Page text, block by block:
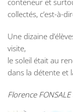
collectés, c’est-à-
Une dizaine
visite,
le soleil était au
dans la détente et
Florence